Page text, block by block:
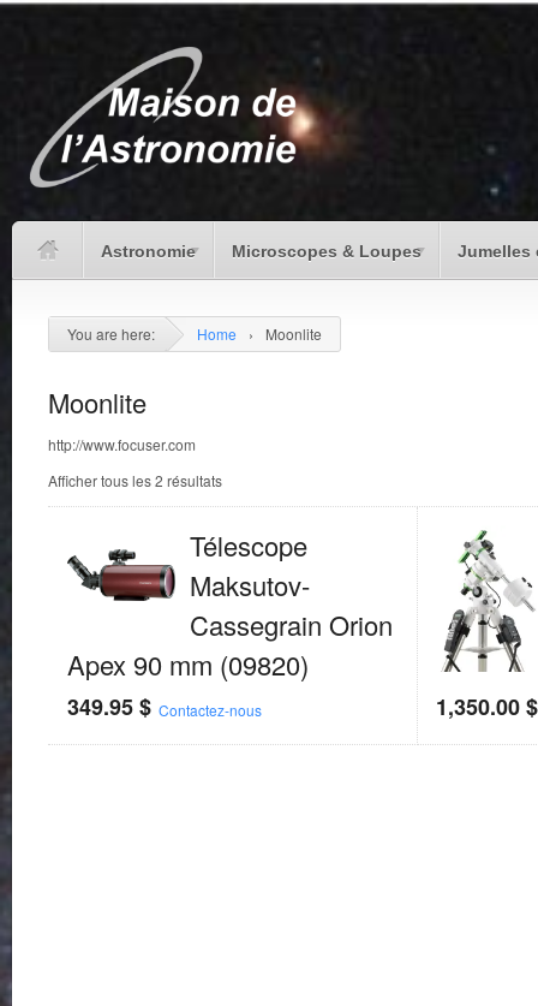
Astronomie Microscopes & Loupes Jumelles
You are here: Home › Moonlite
Moonlite
http://www.focuser.com
Afficher tous les 2 résultats
Télescope
Maksutov-
Cassegrain Orion
Apex 90 mm (09820)
349.95$ Contactez-nous 1,350.00$